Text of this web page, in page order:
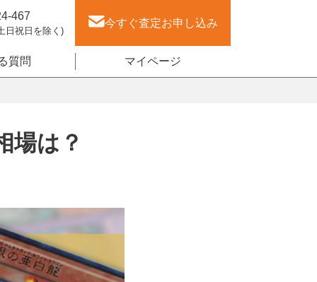
467
日祝日を除く)
今すぐ査定お申し込み
質問 マイページ
場は？